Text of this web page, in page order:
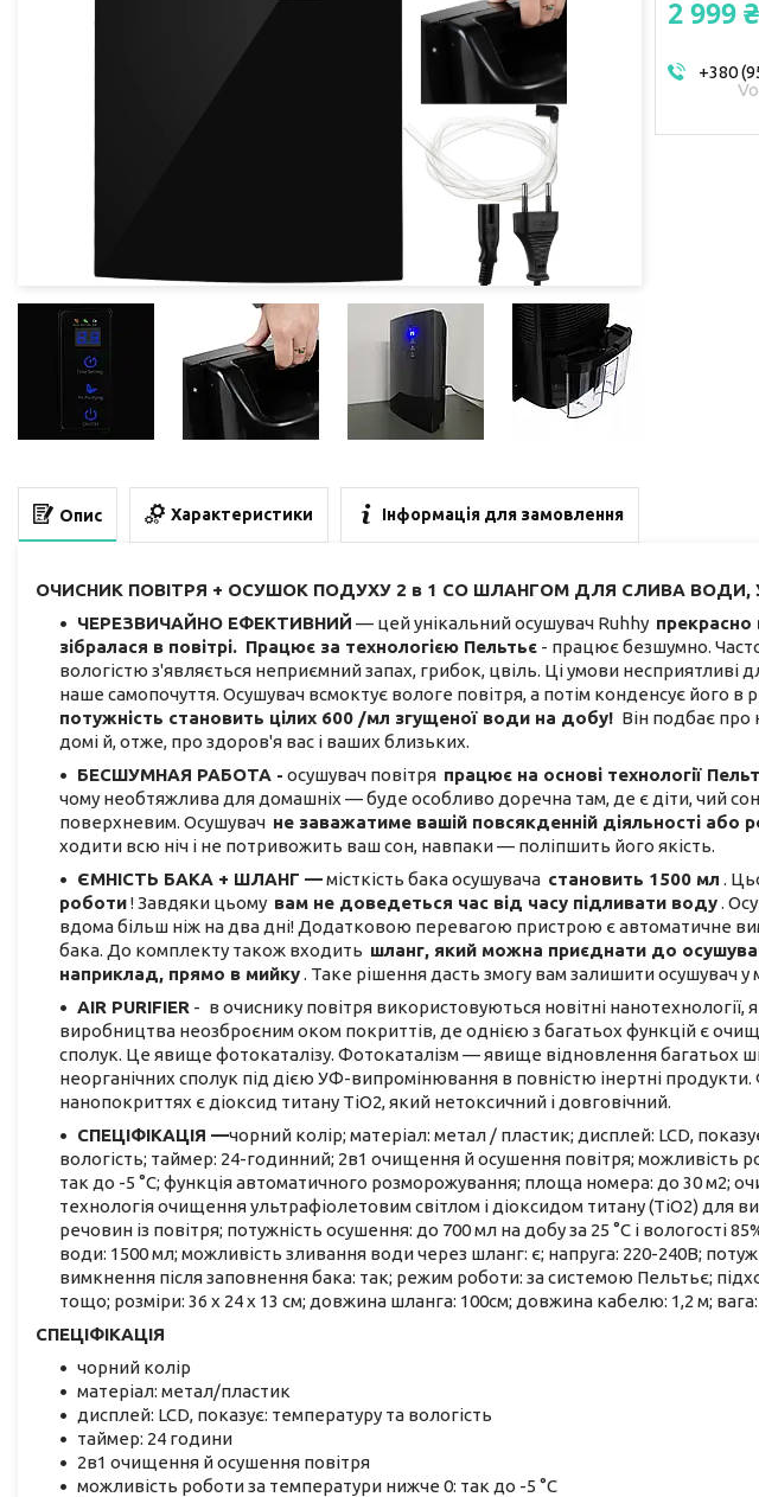
2 999 ₴
+380
Опис Характеристики Інформація для замовлення
ОЧИСНИК ПОВІТРЯ + ОСУШОК ПОДУХУ 2 в 1 СО ШЛАНГОМ ДЛЯ СЛИВА ВОДИ,
ЧЕРЕЗВИЧАЙНО ЕФЕКТИВНИЙ — цей унікальний осушувач Ruhhy
зібралася в повітрі. Працює за технологією Пельтьє - працює безшумно.
вологістю з'являється неприємний запах, грибок, цвіль. Ці умови несприятливі
наше самопочуття. Осушувач всмоктує вологе повітря, а потім конденсує його в
потужність становить цілих 600 /мл згущеної води на добу! Він подбає про
домі й, отже, про здоров'я вас і ваших близьких.
БЕСШУМНАЯ РАБОТА - осушувач повітря працює на основі технології
чому необтяжлива для домашніх — буде особливо доречна там, де є діти, чий
поверхневим. Осушувач не заважатиме вашій повсякденній діяльності або
ходити всю ніч і не потривожить ваш сон, навпаки — поліпшить його якість.
ЄМНІСТЬ БАКА + ШЛАНГ —місткість бака осушувача становить 1500 мл .
роботи! Завдяки цьому вам не доведеться час від часу підливати воду.
вдома більш ніж на два дні! Додатковою перевагою пристрою є автоматичне
бака. До комплекту також входить шланг, який можна приєднати до
наприклад, прямо в мийку. Таке рішення дасть змогу вам залишити осушувач у
AIR PURIFIER - в очиснику повітря використовуються новітні нанотехнології,
виробництва неозброєним оком покриттів, де однією з багатьох функцій є
сполук. Це явище фотокаталізу. Фотокаталізм — явище відновлення багатьох
неорганічних сполук під дією УФ-випромінювання в повністю інертні
нанопокриттях є діоксид титану TiO2, який нетоксичний і довговічний.
СПЕЦІФІКАЦІЯ —чорний колір; матеріал: метал / пластик; дисплей: LCD,
вологість; таймер: 24-годинний; 2в1 очищення й осушення повітря; можливість
так до -5 °C; функція автоматичного розморожування; площа номера: до 30 м2;
технологія очищення ультрафіолетовим світлом і діоксидом титану (TiO2) для
речовин із повітря; потужність осушення: до 700 мл на добу за 25 °C і вологості
води: 1500 мл; можливість зливання води через шланг: є; напруга: 220-240В;
вимкнення після заповнення бака: так; режим роботи: за системою Пельтьє;
тощо; розміри: 36 х 24 х 13 см; довжина шланга: 100см; довжина кабелю: 1,2 м; вага:
СПЕЦІФІКАЦІЯ
чорний колір
матеріал: метал/пластик
дисплей: LCD, показує: температуру та вологість
таймер: 24 години
2в1 очищення й осушення повітря
можливість роботи за температури нижче 0: так до -5 °C